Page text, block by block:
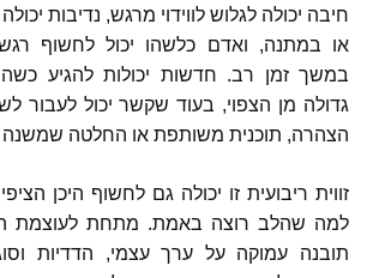
חיבה יכולה לגלוש לווידוי מרגש, נדיבות
או במתנה, ואדם כלשהו יכול לחשוף
במשך זמן רב. חדשות יכולות להגיע
גדולה מן הצפוי, בעוד שקשר יכול לעבור
הצהרה, תוכנית משותפת או החלטה שמשנה
זווית ריבועית זו יכולה גם לחשוף היכן
למה שהלב רוצה באמת. מתחת לעוצמת
תובנה עמוקה על ערך עצמי, הדדיות